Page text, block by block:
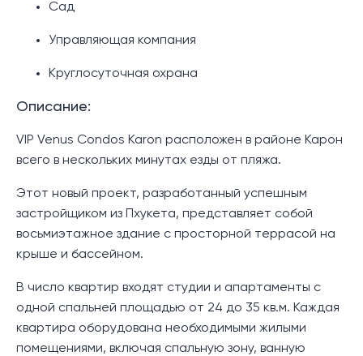
Сад
Управляющая компания
Круглосуточная охрана
Описание:
VIP Venus Condos Karon расположен в районе Карон
всего в нескольких минутах езды от пляжа.
Этот новый проект, разработанный успешным
застройщиком из Пхукета, представляет собой
восьмиэтажное здание с просторной террасой на
крыше и бассейном.
В число квартир входят студии и апартаменты с
одной спальней площадью от 24 до 35 кв.м. Каждая
квартира оборудована необходимыми жилыми
помещениями, включая спальную зону, ванную